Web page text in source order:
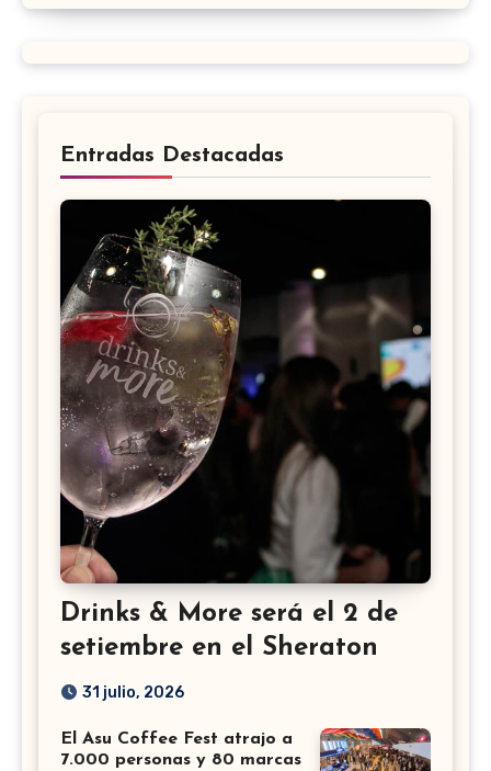
Entradas Destacadas
Drinks & More será el 2 de
setiembre en el Sheraton
31 julio, 2026
El Asu Coffee Fest atrajo a
7.000 personas y 80 marcas